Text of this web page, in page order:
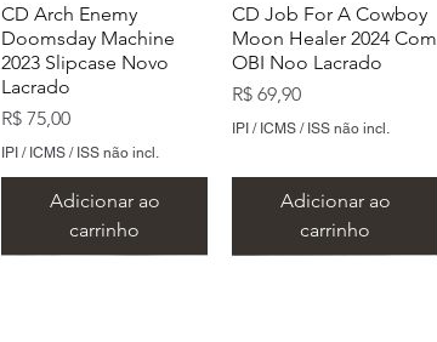
CD Arch Enemy
Doomsday Machine
2023 Slipcase Novo
Lacrado
Preço
R$ 75,00
IPI / ICMS / ISS não incl.
Adicionar ao
carrinho
CD Job For A Cowboy
Moon Healer 2024 Com
OBI Noo Lacrado
Preço
R$ 69,90
IPI / ICMS / ISS não incl.
Adicionar ao
carrinho